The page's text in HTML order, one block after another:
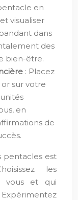
en
visualiser
dans
des
bien-être.
: Placez
sur votre
en
de
pentacles est
les
vous et qui